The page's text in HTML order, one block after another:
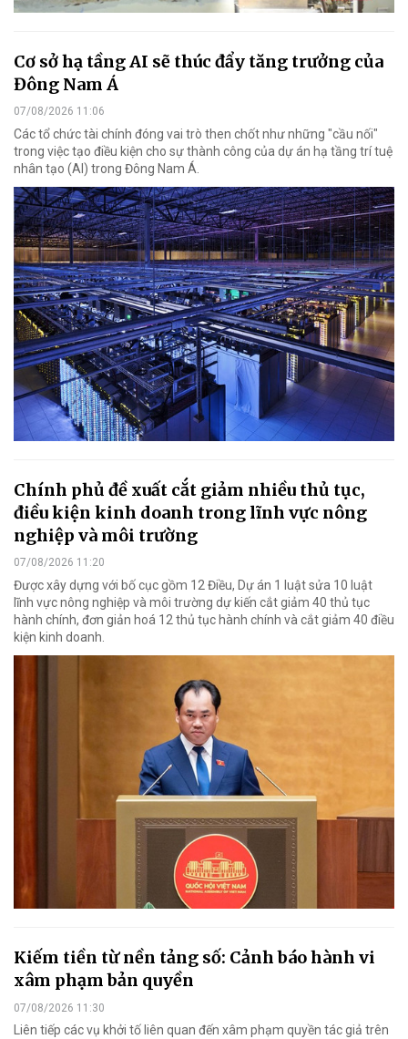
Cơ sở hạ tầng AI sẽ thúc đẩy tăng trưởng của
Đông Nam Á
07/08/2026 11:06
Các tổ chức tài chính đóng vai trò then chốt như những "cầu nối"
trong việc tạo điều kiện cho sự thành công của dự án hạ tầng trí tuệ
nhân tạo (AI) trong Đông Nam Á.
Chính phủ đề xuất cắt giảm nhiều thủ tục,
điều kiện kinh doanh trong lĩnh vực nông
nghiệp và môi trường
07/08/2026 11:20
Được xây dựng với bố cục gồm 12 Điều, Dự án 1 luật sửa 10 luật
lĩnh vực nông nghiệp và môi trường dự kiến cắt giảm 40 thủ tục
hành chính, đơn giản hoá 12 thủ tục hành chính và cắt giảm 40 điều
kiện kinh doanh.
Kiếm tiền từ nền tảng số: Cảnh báo hành vi
xâm phạm bản quyền
07/08/2026 11:30
Liên tiếp các vụ khởi tố liên quan đến xâm phạm quyền tác giả trên